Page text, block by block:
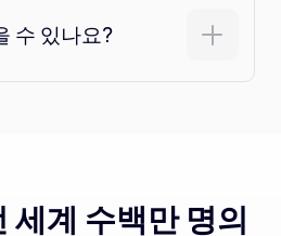
수 있나요?
세계 수백만 명의